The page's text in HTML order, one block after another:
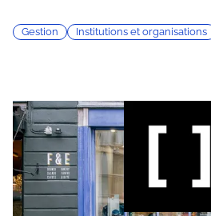
Gestion Institutions et organisations